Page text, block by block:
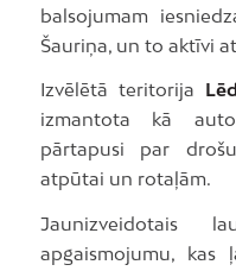
balsojumam
Šauriņa, un to aktīvi
Izvēlētā teritorija
izmantota kā
pārtapusi par
atpūtai un rotaļām.
Jaunizveidotais
apgaismojumu,